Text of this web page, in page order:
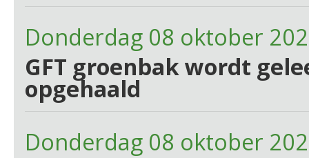
Donderdag 08 oktober
GFT groenbak wordt
opgehaald
Donderdag 08 oktober